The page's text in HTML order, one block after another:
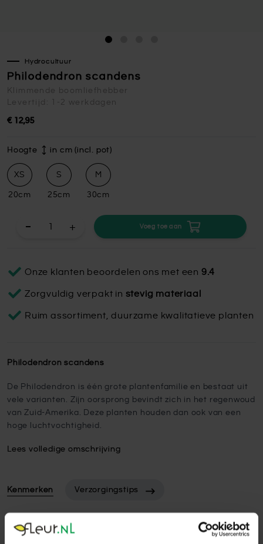
Hydrocultuur
Philodendron scandens
Klimmende boomliefhebber
Levertijd: 1-2 werkdagen
€ 12,95
Hoogte in cm (incl. pot)
XS
20cm
S
25cm
M
30cm
+ Voeg toe aan
Onze klanten beoordelen ons met een 9.4
Zorgvuldig verpakt in stevig materiaal
Ruim assortiment, duurzame kwalitatieve planten
Philodendron scandens
De Philodendron is één grote plantenfamilie en bestaat uit
vele varianten. Zijn oorsprong bevindt zich in het regenwoud
van Zuid-Amerika. Deze planten houden dan ook van een
hoge luchtvochtigheid.
Lees volledige omschrijving
Kenmerken Verzorgingstips